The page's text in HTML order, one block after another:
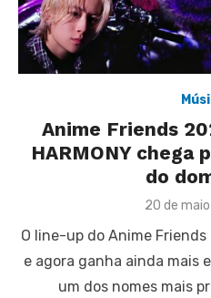
Anime Friends
HARMONY chega
do
Posted
20 de
O line-up do Anime
e agora ganha ainda mais
um dos nomes mais